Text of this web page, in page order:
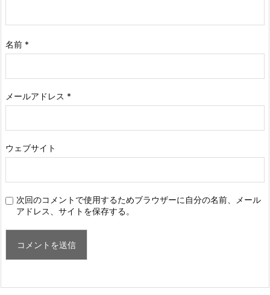
名前 *
メールアドレス *
ウェブサイト
次回のコメントで使用するためブラウザーに自分の名前、メール
アドレス、サイトを保存する。